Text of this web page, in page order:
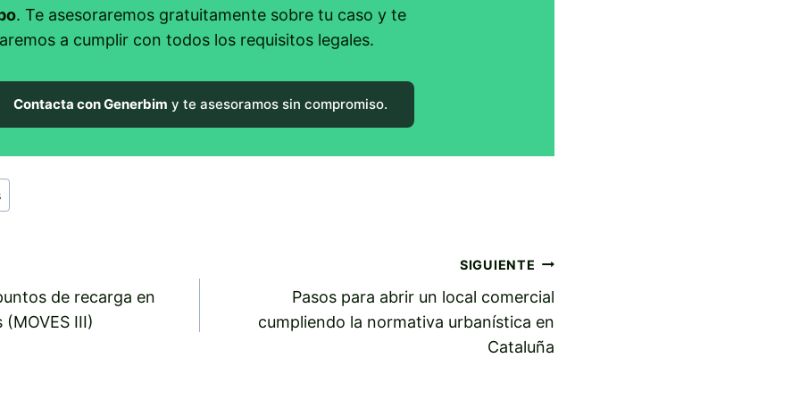
. Te asesoraremos gratuitamente sobre tu caso y te
a cumplir con todos los requisitos legales.
Contacta con Generbim y te asesoramos sin compromiso.
de recarga en
III)
SIGUIENTE
Pasos para abrir un local comercial
cumpliendo la normativa urbanística en
Cataluña